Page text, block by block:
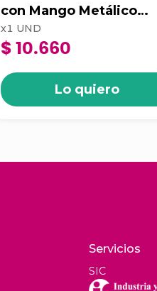
con Mango Metálico
Super Dalia
x1 UND
$ 10.660
Lo quiero
Servicios
SIC